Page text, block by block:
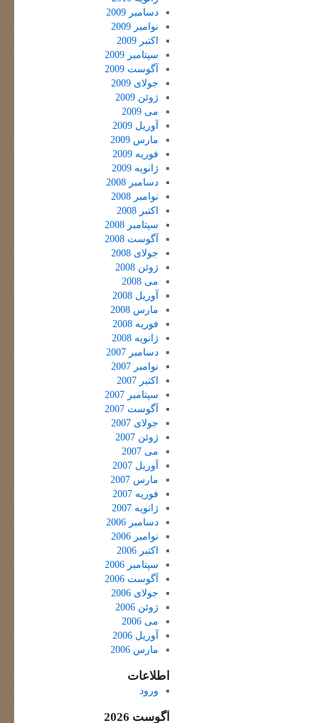
دسامبر 2009
نوامبر 2009
اکتبر 2009
سپتامبر 2009
آگوست 2009
جولای 2009
ژوئن 2009
می 2009
آوریل 2009
مارس 2009
فوریه 2009
ژانویه 2009
دسامبر 2008
نوامبر 2008
اکتبر 2008
سپتامبر 2008
آگوست 2008
جولای 2008
ژوئن 2008
می 2008
آوریل 2008
مارس 2008
فوریه 2008
ژانویه 2008
دسامبر 2007
نوامبر 2007
اکتبر 2007
سپتامبر 2007
آگوست 2007
جولای 2007
ژوئن 2007
می 2007
آوریل 2007
مارس 2007
فوریه 2007
ژانویه 2007
دسامبر 2006
نوامبر 2006
اکتبر 2006
سپتامبر 2006
آگوست 2006
جولای 2006
ژوئن 2006
می 2006
آوریل 2006
مارس 2006
اطلاعات
ورود
آگوست 2026